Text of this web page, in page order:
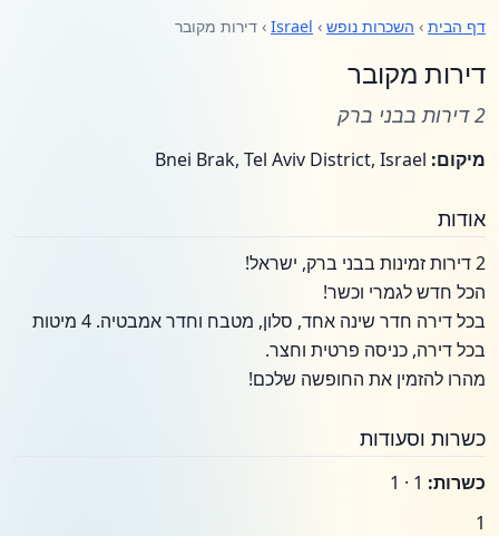
דף הבית › השכרות נופש ›
Israel › דירות מקובר
דירות מקובר
2 דירות בבני ברק
מיקום:
אודות
2 דירות זמינות בבני ברק, ישראל!
הכל חדש לגמרי וכשר!
בכל דירה חדר שינה אחד, סלון, מטבח וחדר אמבטיה. 4 מיטות
בכל דירה, כניסה פרטית וחצר.
מהרו להזמין את החופשה שלכם!
כשרות וסעודות
כשרות:
1